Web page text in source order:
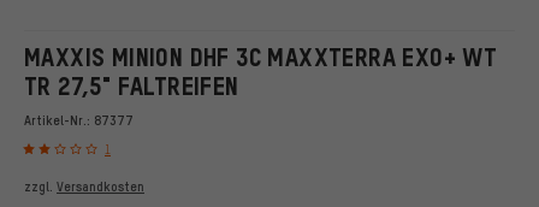
MAXXIS MINION DHF 3C MAXXTERRA EXO+ WT
TR 27,5" FALTREIFEN
Artikel-Nr.: 87377
1
zzgl. Versandkosten